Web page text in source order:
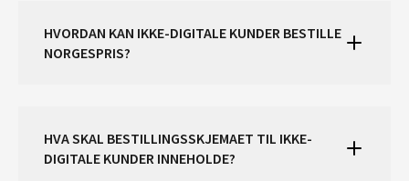
HVORDAN KAN IKKE-DIGITALE KUNDER BESTILLE
NORGESPRIS?
HVA SKAL BESTILLINGSSKJEMAET TIL IKKE-
DIGITALE KUNDER INNEHOLDE?